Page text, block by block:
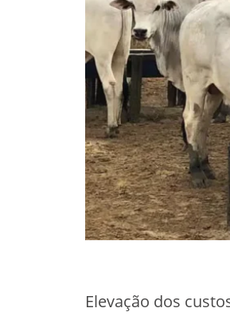
Elevação dos